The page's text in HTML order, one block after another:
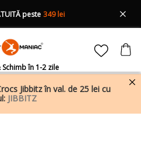
în 1-2 zile
peste 349 lei
Jibbitz în val. de 25 lei cu
JIBBITZ